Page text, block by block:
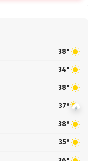
38°
34°
38°
37°
38°
35°